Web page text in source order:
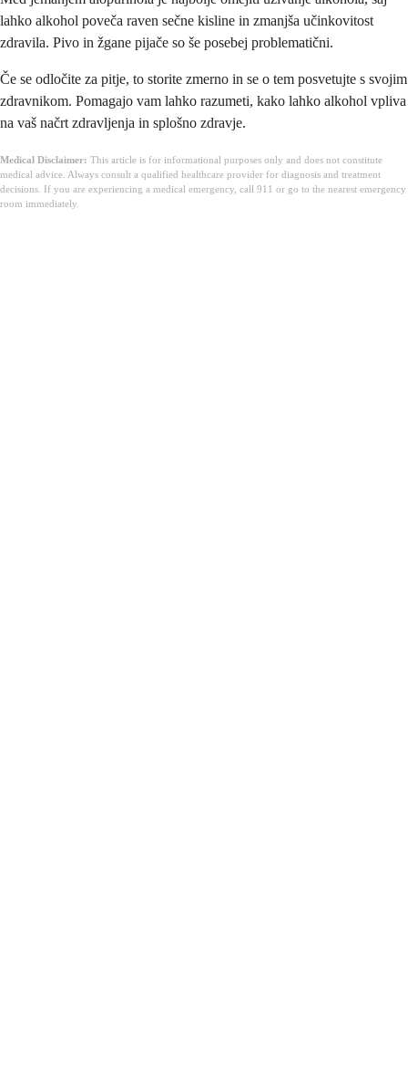
lahko alkohol poveča raven sečne kisline in zmanjša učinkovitost
zdravila. Pivo in žgane pijače so še posebej problematični.
Če se odločite za pitje, to storite zmerno in se o tem posvetujte s svojim
zdravnikom. Pomagajo vam lahko razumeti, kako lahko alkohol vpliva
na vaš načrt zdravljenja in splošno zdravje.
Medical Disclaimer: This article is for informational purposes only and does not constitute
medical advice. Always consult a qualified healthcare provider for diagnosis and treatment
decisions. If you are experiencing a medical emergency, call 911 or go to the nearest emergency
room immediately.